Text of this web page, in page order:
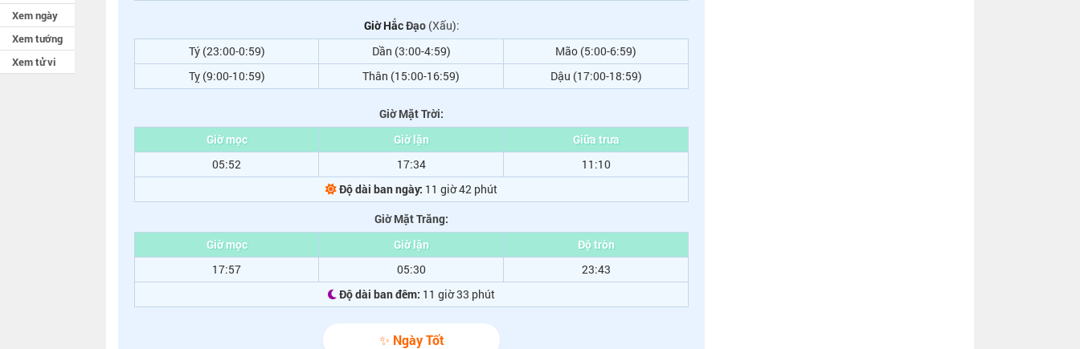
Xem ngày
Xem tướng
Xem tử vi
Giờ Hắc Đạo(Xấu):
Tý (23:00-0:59)
Dần (3:00-4:59)
Mão (5:00-6:59)
Tỵ (9:00-10:59)
Thân (15:00-16:59) Dậu (17:00-18:59)
Giờ Mặt Trời:
Giờ mọc
Giờ lặn
Giữa trưa
05:52
17:34
11:10
Độ dài ban ngày: 11 giờ 42 phút
Giờ Mặt Trăng:
Giờ mọc
Giờ lặn
Độ tròn
17:57
05:30
23:43
Độ dài ban đêm: 11 giờ 33 phút
✨ Ngày Tốt